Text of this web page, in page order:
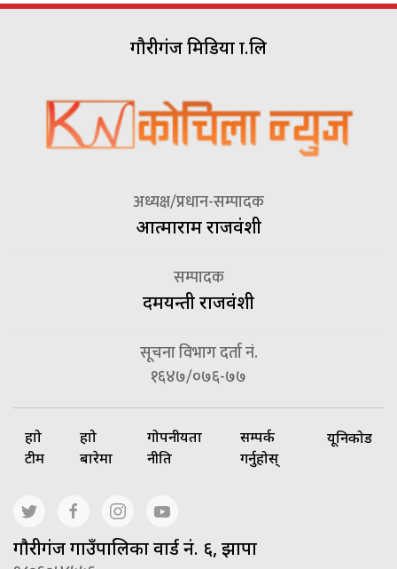
गौरीगंज मिडिया प्रा.लि
अध्यक्ष/प्रधान-सम्पादक
आत्माराम राजवंशी
सम्पादक
दमयन्ती राजवंशी
सूचना विभाग दर्ता नं.
१६४७/०७६-७७
हाम्रो
टीम
हाम्रो
बारेमा
गोपनीयता
नीति
सम्पर्क
गर्नुहोस्
यूनिकोड
गाैरीगंज गाउँपालिका वार्ड नं. ६, झापा